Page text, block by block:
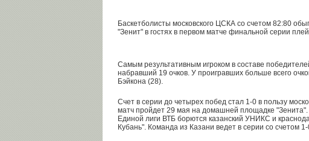
Баскетболисты московского ЦСКА со счетом 82:80
"Зенит" в гостях в первом матче финальной серии
Самым результативным игроком в составе
набравший 19 очков. У проигравших больше всего
Бэйкона (28).
Счет в серии до четырех побед стал 1-0 в пользу
матч пройдет 29 мая на домашней площадке
Единой лиги ВТБ борются казанский УНИКС и
Кубань". Команда из Казани ведет в серии со счетом